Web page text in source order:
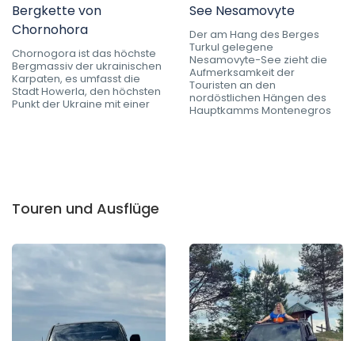
Bergkette von
Chornohora
Chornogora ist das höchste
Bergmassiv der ukrainischen
Karpaten, es umfasst die
Stadt Howerla, den höchsten
Punkt der Ukraine mit einer
See Nesamovyte
Der am Hang des Berges
Turkul gelegene
Nesamovyte-See zieht die
Aufmerksamkeit der
Touristen an den
nordöstlichen Hängen des
Hauptkamms Montenegros
Touren und Ausflüge